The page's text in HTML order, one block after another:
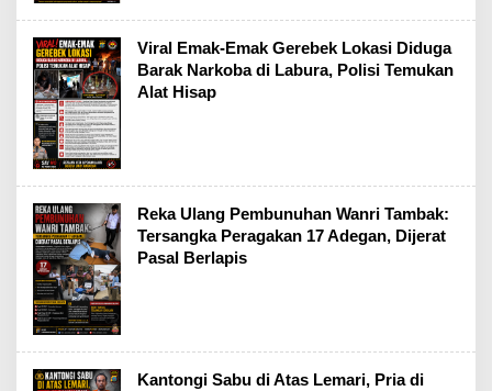
Viral Emak-Emak Gerebek Lokasi Diduga
Barak Narkoba di Labura, Polisi Temukan
Alat Hisap
Reka Ulang Pembunuhan Wanri Tambak:
Tersangka Peragakan 17 Adegan, Dijerat
Pasal Berlapis
Kantongi Sabu di Atas Lemari, Pria di